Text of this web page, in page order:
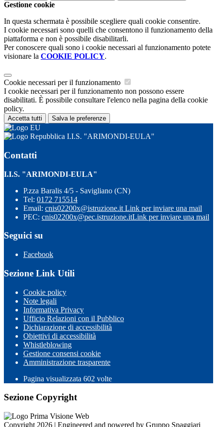
Gestione cookie
In questa schermata è possibile scegliere quali cookie consentire.
I cookie necessari sono quelli che consentono il funzionamento della
piattaforma e non è possibile disabilitarli.
Per conoscere quali sono i cookie necessari al funzionamento potete
visionare la COOKIE POLICY.
Cookie necessari per il funzionamento
I cookie necessari per il funzionamento non possono essere
disabilitati. È possibile consultare l'elenco nella pagina della cookie
policy.
Accetta tutti Salva le preferenze
I.I.S. "ARIMONDI-EULA"
Contatti
I.I.S. "ARIMONDI-EULA"
P.zza Baralis 4/5 - Savigliano (CN)
Tel: 0172 715514
Email: cnis02200x@istruzione.it Link per inviare una mail
PEC: cnis02200x@pec.istruzione.itLink per inviare una mail
Seguici su
Facebook
Sezione Link Utili
Cookie policy
Note legali
Informativa Privacy
Ufficio Relazioni con il Pubblico
Dichiarazione di accessibilità
Obiettivi di accessibilità
Whistleblowing
Gestione consensi cookie
Amministrazione trasparente
Pagina visualizzata 602 volte
Sezione Copyright
Copyright 2026 | Engineered and powered by Gruppo Spaggiari